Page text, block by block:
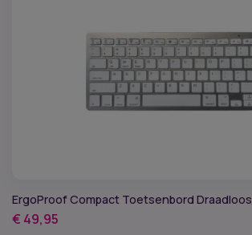
Type verbinding
ErgoProof Compact Toetsenbord Draadloos
€ 49,95